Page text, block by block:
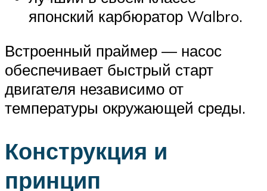
японский карбюратор Walbro.
Встроенный праймер — насос
обеспечивает быстрый старт
двигателя независимо от
температуры окружающей среды.
Конструкция и
принцип